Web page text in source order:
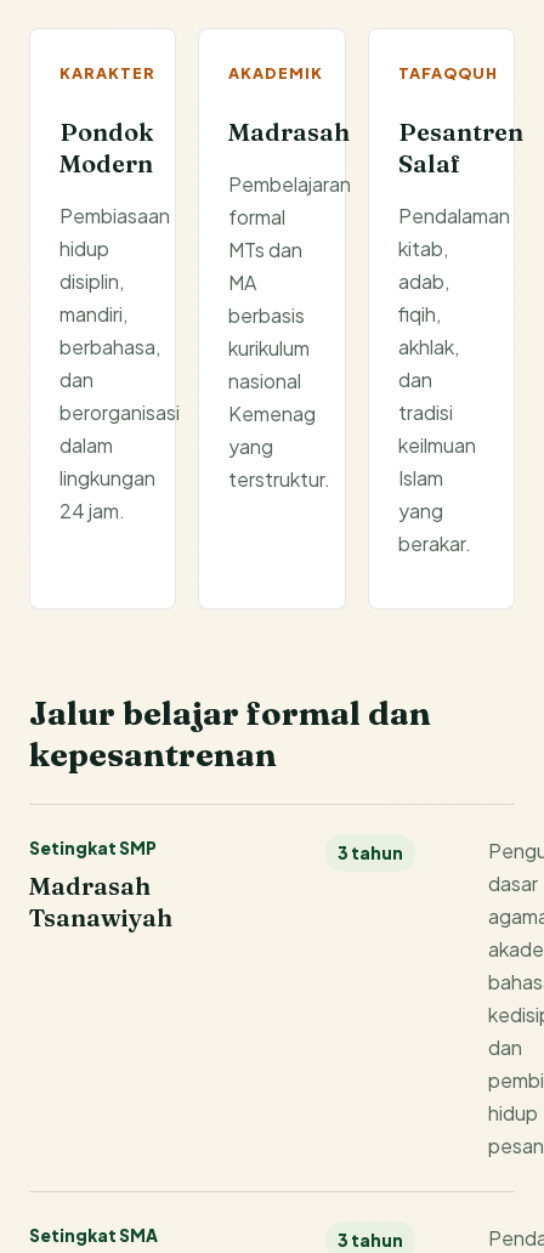
KARAKTER
Pondok
Modern
Pembiasaan
hidup
disiplin,
mandiri,
berbahasa,
dan
berorganisasi
dalam
lingkungan
24 jam.
AKADEMIK
Madrasah
Pembelajaran
formal
MTs dan
MA
berbasis
kurikulum
nasional
Kemenag
yang
terstruktur.
TAFAQQUH
Pesantren
Salaf
Pendalaman
kitab,
adab,
fiqih,
akhlak,
dan
tradisi
keilmuan
Islam
yang
berakar.
Jalur belajar formal dan
kepesantrenan
Setingkat SMP
Madrasah
Tsanawiyah
3 tahun
dasar
dan
hidup
Setingkat SMA 3 tahun